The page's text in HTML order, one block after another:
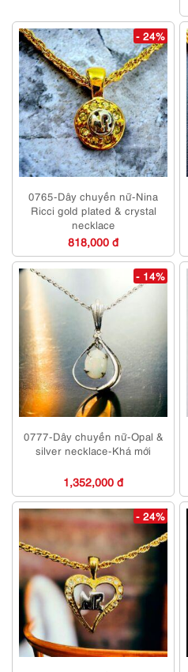
- 24%
0765-Dây chuyền nữ-Nina
Ricci gold plated & crystal
necklace
818,000 đ
- 14%
0777-Dây chuyền nữ-Opal &
silver necklace-Khá mới
1,352,000 đ
- 24%